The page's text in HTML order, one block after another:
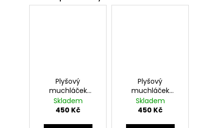
Plyšový
muchláček
Nebelvír, Harry
Potter
Skladem
450 Kč
Plyšový
muchláček
Havraspár, Harry
Potter
Skladem
450 Kč